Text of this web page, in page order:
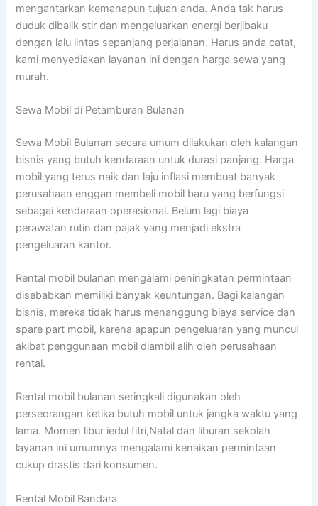
mengantarkan kemanapun tujuan anda. Anda tak harus
duduk dibalik stir dan mengeluarkan energi berjibaku
dengan lalu lintas sepanjang perjalanan. Harus anda catat,
kami menyediakan layanan ini dengan harga sewa yang
murah.
Sewa Mobil di Petamburan Bulanan
Sewa Mobil Bulanan secara umum dilakukan oleh kalangan
bisnis yang butuh kendaraan untuk durasi panjang. Harga
mobil yang terus naik dan laju inflasi membuat banyak
perusahaan enggan membeli mobil baru yang berfungsi
sebagai kendaraan operasional. Belum lagi biaya
perawatan rutin dan pajak yang menjadi ekstra
pengeluaran kantor.
Rental mobil bulanan mengalami peningkatan permintaan
disebabkan memiliki banyak keuntungan. Bagi kalangan
bisnis, mereka tidak harus menanggung biaya service dan
spare part mobil, karena apapun pengeluaran yang muncul
akibat penggunaan mobil diambil alih oleh perusahaan
rental.
Rental mobil bulanan seringkali digunakan oleh
perseorangan ketika butuh mobil untuk jangka waktu yang
lama. Momen libur iedul fitri,Natal dan liburan sekolah
layanan ini umumnya mengalami kenaikan permintaan
cukup drastis dari konsumen.
Rental Mobil Bandara